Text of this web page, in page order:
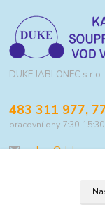
DUKE JABLONEC s.r.o.
483 311 977,
pracovní dny 7:30-15:30
eshop@duke.cz